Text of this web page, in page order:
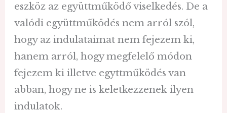
eszköz az együttműködő viselkedés. De a
valódi együttműködés nem arról szól,
hogy az indulataimat nem fejezem ki,
hanem arról, hogy megfelelő módon
fejezem ki illetve egyttműködés van
abban, hogy ne is keletkezzenek ilyen
indulatok.